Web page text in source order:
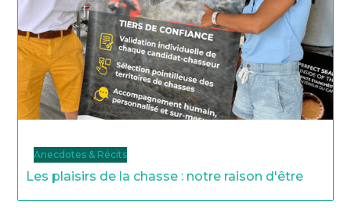
Anecdotes & Récits
Les plaisirs de la chasse : notre raison d'être